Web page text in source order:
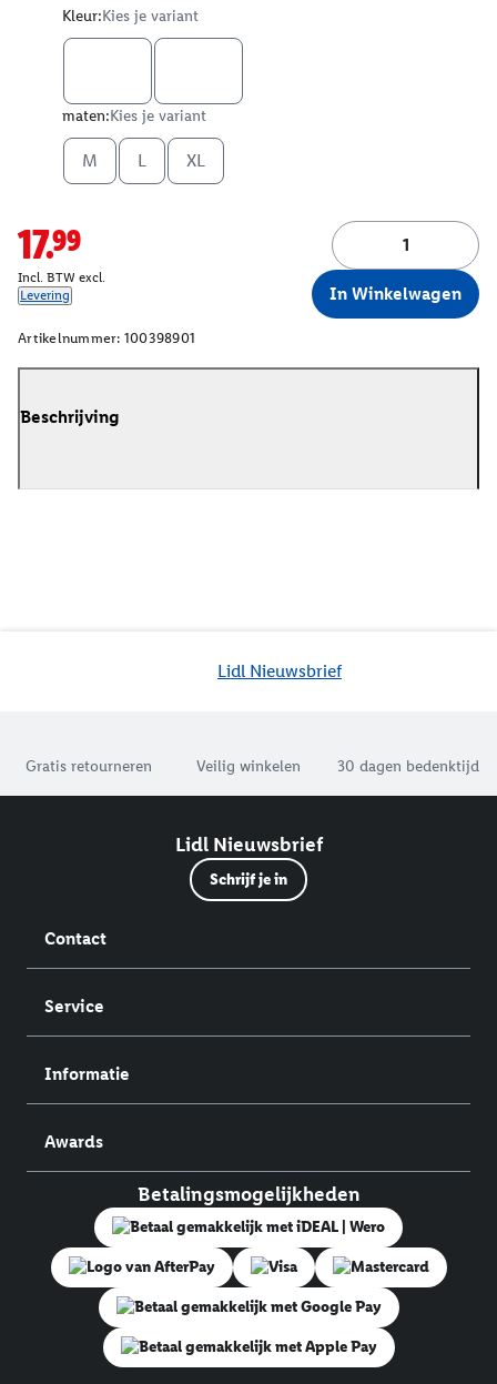
Kleur:Kies je variant
maten:Kies je variant
M L XL
17.99
Incl. BTW excl.
Levering
In Winkelwagen
Artikelnummer: 100398901
Beschrijving
Lidl Nieuwsbrief
Gratis retourneren Veilig winkelen 30 dagen bedenktijd
Lidl Nieuwsbrief
Schrijf je in
Contact
Service
Informatie
Awards
Betalingsmogelijkheden